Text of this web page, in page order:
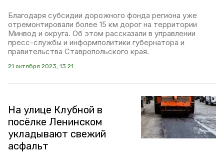
Благодаря субсидии дорожного фонда региона уже
отремонтировали более 15 км дорог на территории
Минвод и округа. Об этом рассказали в управлении
пресс-службы и информполитики губернатора и
правительства Ставропольского края.
21 октября 2023, 13:21
На улице Клубной в
посёлке Ленинском
укладывают свежий
асфальт